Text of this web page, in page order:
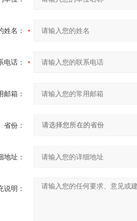
姓名：
电话：
邮箱：
省份：
地址：
说明：